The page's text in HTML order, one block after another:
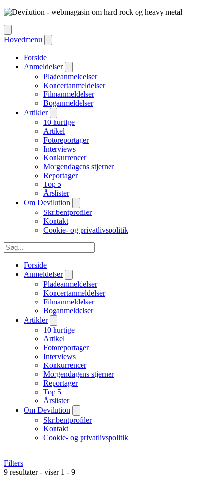
Hovedmenu
Forside
Anmeldelser
Pladeanmeldelser
Koncertanmeldelser
Filmanmeldelser
Boganmeldelser
Artikler
10 hurtige
Artikel
Fotoreportager
Interviews
Konkurrencer
Morgendagens stjerner
Reportager
Top 5
Årslister
Om Devilution
Skribentprofiler
Kontakt
Cookie- og privatlivspolitik
Forside
Anmeldelser
Pladeanmeldelser
Koncertanmeldelser
Filmanmeldelser
Boganmeldelser
Artikler
10 hurtige
Artikel
Fotoreportager
Interviews
Konkurrencer
Morgendagens stjerner
Reportager
Top 5
Årslister
Om Devilution
Skribentprofiler
Kontakt
Cookie- og privatlivspolitik
Filters
9 resultater - viser 1 - 9